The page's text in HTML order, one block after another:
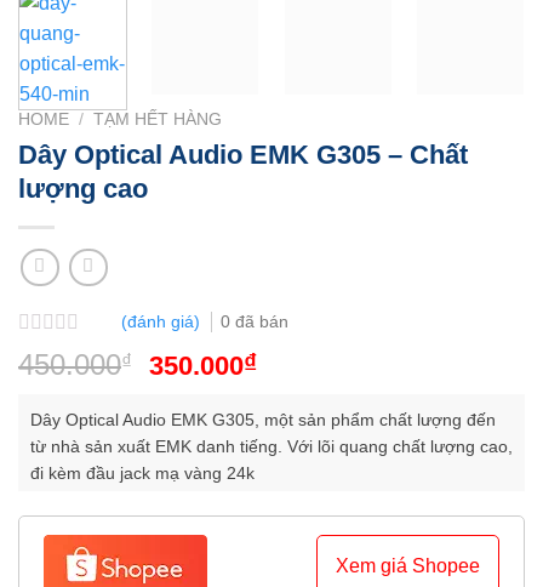
HOME / TẠM HẾT HÀNG
Dây Optical Audio EMK G305 – Chất
lượng cao
Rated
0
of
(đánh giá) 0đã bán
450.000₫
Original
was:
450.000₫.
350.000₫Current
is:
350.000₫.
Dây Optical Audio EMK G305, một sản phẩm chất lượng đến
từ nhà sản xuất EMK danh tiếng. Với lõi quang chất lượng cao,
đi kèm đầu jack mạ vàng 24k
Xem giá Shopee